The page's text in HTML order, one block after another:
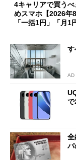
4キャリアで買う
めスマホ【2026年8
「一括1円」「月1
す
AD
で
全
パ